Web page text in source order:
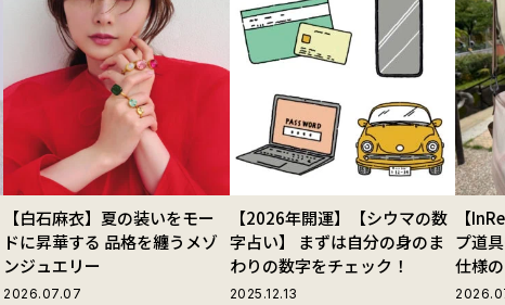
【白石麻衣】夏の装いをモー
ドに昇華する 品格を纏うメゾ
ンジュエリー
2026.07.07
【2026年開運】【シウマの数
字占い】 まずは自分の身のま
わりの数字をチェック！
2025.12.13
【
プ道
仕様
スト